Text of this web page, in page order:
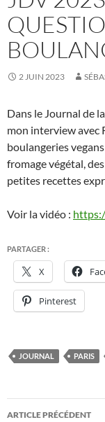
2 JUIN 2023
Dans le Journal de
mon interview avec
boulangeries
fromage végétal,
petites recettes
Voir la vidéo :
PARTAGER :
X
Pinterest
JOURNAL PARIS
Navigation
ARTICLE PRÉCÉDENT